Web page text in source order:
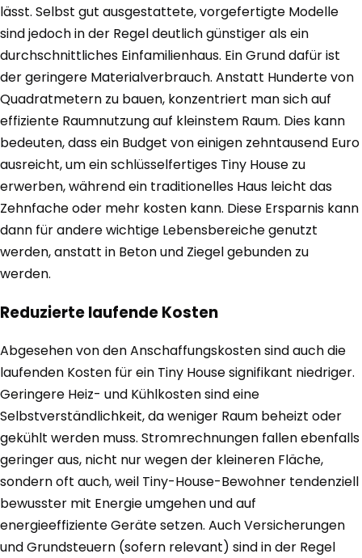
lässt. Selbst gut ausgestattete, vorgefertigte Modelle
sind jedoch in der Regel deutlich günstiger als ein
durchschnittliches Einfamilienhaus. Ein Grund dafür ist
der geringere Materialverbrauch. Anstatt Hunderte von
Quadratmetern zu bauen, konzentriert man sich auf
effiziente Raumnutzung auf kleinstem Raum. Dies kann
bedeuten, dass ein Budget von einigen zehntausend Euro
ausreicht, um ein schlüsselfertiges Tiny House zu
erwerben, während ein traditionelles Haus leicht das
Zehnfache oder mehr kosten kann. Diese Ersparnis kann
dann für andere wichtige Lebensbereiche genutzt
werden, anstatt in Beton und Ziegel gebunden zu
werden.
Reduzierte laufende Kosten
Abgesehen von den Anschaffungskosten sind auch die
laufenden Kosten für ein Tiny House signifikant niedriger.
Geringere Heiz- und Kühlkosten sind eine
Selbstverständlichkeit, da weniger Raum beheizt oder
gekühlt werden muss. Stromrechnungen fallen ebenfalls
geringer aus, nicht nur wegen der kleineren Fläche,
sondern oft auch, weil Tiny-House-Bewohner tendenziell
bewusster mit Energie umgehen und auf
energieeffiziente Geräte setzen. Auch Versicherungen
und Grundsteuern (sofern relevant) sind in der Regel